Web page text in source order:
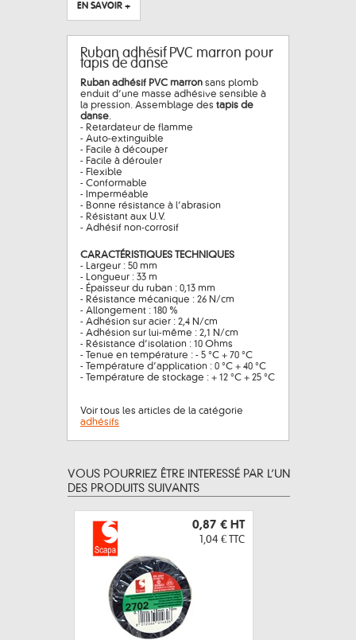
EN SAVOIR +
Ruban adhésif PVC marron pour
tapis de danse
Ruban adhésif PVC marron sans plomb
enduit d’une masse adhésive sensible à
la pression. Assemblage des tapis de
danse
- Retardateur de flamme
- Auto-extinguible
- Facile à découper
- Facile à dérouler
- Flexible
- Conformable
- Imperméable
- Bonne résistance à l’abrasion
- Résistant aux U.V.
- Adhésif non-corrosif
CARACTÉRISTIQUES TECHNIQUES
- Largeur : 50 mm
- Longueur : 33 m
- Épaisseur du ruban : 0,13 mm
- Résistance mécanique : 26 N/cm
- Allongement : 180 %
- Adhésion sur acier : 2,4 N/cm
- Adhésion sur lui-même : 2,1 N/cm
- Résistance d’isolation : 10 Ohms
- Tenue en température : - 5 °C + 70 °C
- Température d’application : 0 °C + 40 °C
- Température de stockage : + 12 °C + 25 °C
Voir tous les articles de la catégorie
adhésifs
VOUS POURRIEZ ÊTRE INTERESSÉ PAR L’UN
DES PRODUITS SUIVANTS
0,87 € HT
1,04 € TTC